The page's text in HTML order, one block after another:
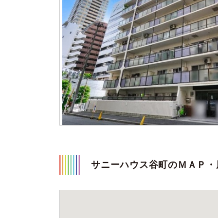
サニーハウス谷町のＭＡＰ